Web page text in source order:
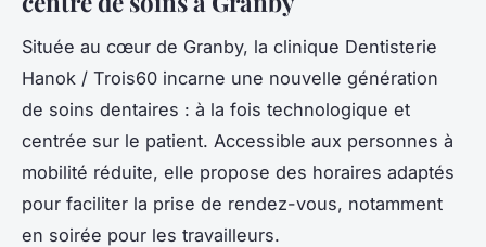
Située au cœur de Granby, la clinique Dentisterie
Hanok / Trois60 incarne une nouvelle génération
de soins dentaires : à la fois technologique et
centrée sur le patient. Accessible aux personnes à
mobilité réduite, elle propose des horaires adaptés
pour faciliter la prise de rendez-vous, notamment
en soirée pour les travailleurs.